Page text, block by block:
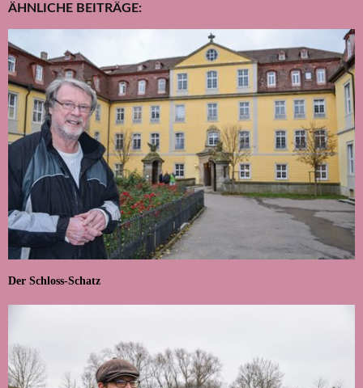
ÄHNLICHE BEITRÄGE:
Der Schloss-Schatz